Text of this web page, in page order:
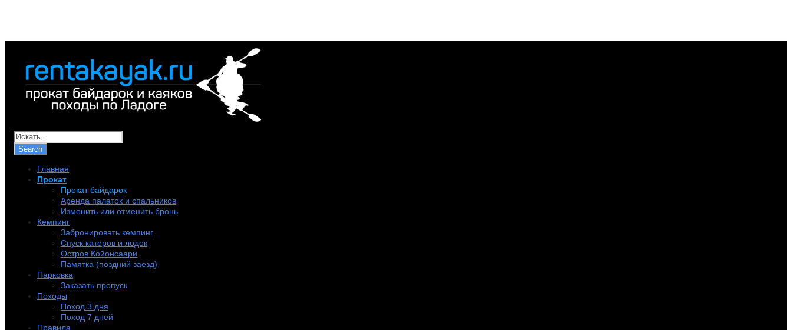
Главная
Прокат
Прокат байдарок
Аренда палаток и спальников
Изменить или отменить бронь
Кемпинг
Забронировать кемпинг
Спуск катеров и лодок
Остров Койонсаари
Памятка (поздний заезд)
Парковка
Заказать пропуск
Походы
Поход 3 дня
Поход 7 дней
Правила